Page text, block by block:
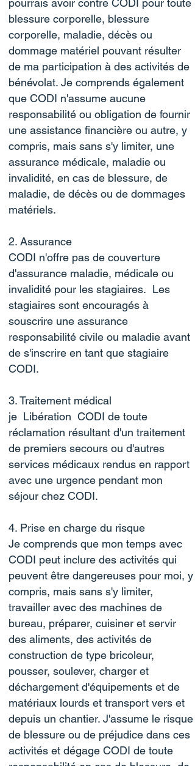
pourrais avoir contre CODI pour toute
blessure corporelle, blessure
corporelle, maladie, décès ou
dommage matériel pouvant résulter
de ma participation à des activités de
bénévolat. Je comprends également
que CODI n'assume aucune
responsabilité ou obligation de fournir
une assistance financière ou autre, y
compris, mais sans s'y limiter, une
assurance médicale, maladie ou
invalidité, en cas de blessure, de
maladie, de décès ou de dommages
matériels.
2. Assurance
CODI n'offre pas de couverture
d'assurance maladie, médicale ou
invalidité pour les stagiaires. Les
stagiaires sont encouragés à
souscrire une assurance
responsabilité civile ou maladie avant
de s'inscrire en tant que stagiaire
CODI.
3. Traitement médical
je Libération CODI de toute
réclamation résultant d'un traitement
de premiers secours ou d'autres
services médicaux rendus en rapport
avec une urgence pendant mon
séjour chez CODI.
4. Prise en charge du risque
Je comprends que mon temps avec
CODI peut inclure des activités qui
peuvent être dangereuses pour moi, y
compris, mais sans s'y limiter,
travailler avec des machines de
bureau, préparer, cuisiner et servir
des aliments, des activités de
construction de type bricoleur,
pousser, soulever, charger et
déchargement d'équipements et de
matériaux lourds et transport vers et
depuis un chantier. J'assume le risque
de blessure ou de préjudice dans ces
activités et dégage CODI de toute